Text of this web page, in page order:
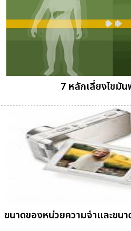
7 หลักเลี่ยงไขมั
ขนาดของหน่วยความจำและขน